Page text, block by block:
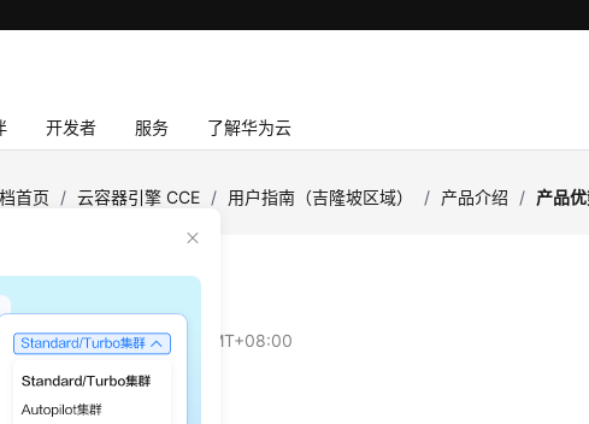
开发者 服务 了解华为云
首页 / 云容器引擎 CCE / 用户指南（吉隆坡区域） / 产品介绍 / 产品
更新时间：2026-06-26 GMT+08:00
云容器引擎的优势